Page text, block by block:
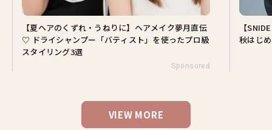
【夏ヘアのくずれ・うねりに】ヘアメイク夢月直伝
♡ ドライシャンプー「バティスト」を使ったプロ級
スタイリング3選
Sponsored
【
秋はじ
VIEW MORE